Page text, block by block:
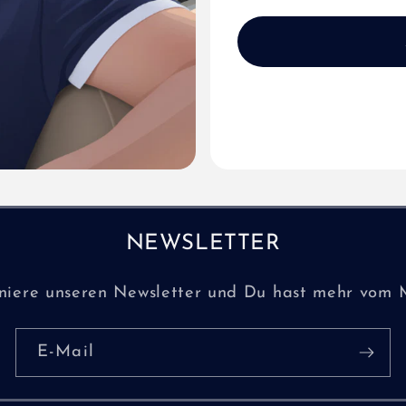
NEWSLETTER
unseren Newsletter und Du hast mehr vom
E-Mail